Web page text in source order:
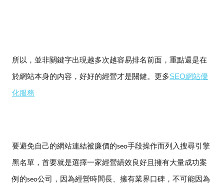
所以，並非關鍵字出現越多次越容易排名前面，重點還是在
於網站本身的內容，好好的經營才是關鍵。更多SEO網站優
化服務
要避免自己的網站連結被廉價的seo手段操作而列入搜尋引擎
黑名單，首要就是選擇一家經營績效良好且擁有大量成功案
例的seo公司，因為經營時間長、擁有業界口碑，不可能因為